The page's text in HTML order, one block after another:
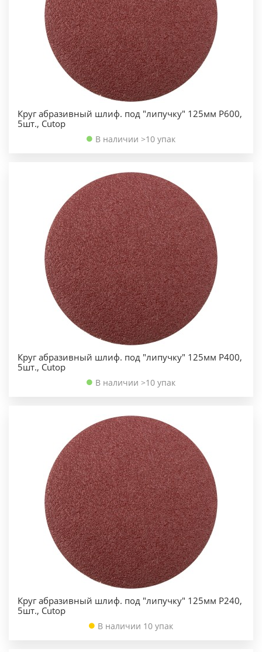
Круг абразивный шлиф. под "липучку" 125мм Р600,
5шт., Cutop
В наличии >10 упак
Круг абразивный шлиф. под "липучку" 125мм Р400,
5шт., Cutop
В наличии >10 упак
Круг абразивный шлиф. под "липучку" 125мм Р240,
5шт., Cutop
В наличии 10 упак